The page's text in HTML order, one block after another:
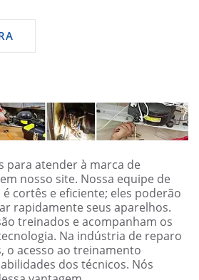
para atender à marca de
nosso site. Nossa equipe de
cortês e eficiente; eles poderão
rapidamente seus aparelhos.
treinados e acompanham os
Na indústria de reparo
o acesso ao treinamento
dos técnicos. Nós